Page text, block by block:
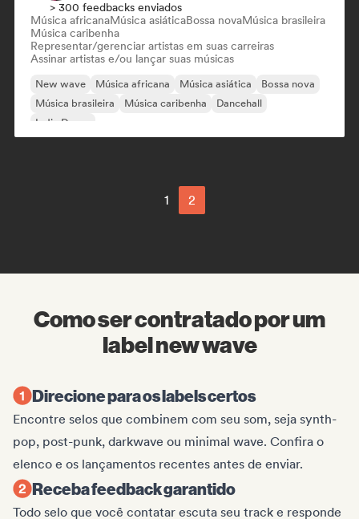
> 300 feedbacks enviados
Música africanaMúsica asiáticaBossa novaMúsica brasileira
Música caribenha
Representar/gerenciar artistas em suas carreiras
Assinar artistas e/ou lançar suas músicas
New wave Música africana Música asiática
Bossa nova
Música brasileira
Música caribenha
Dancehall
Indie Dance
1 2
Como ser contratado por um
label new wave
Direcione para os labels certos
Encontre selos que combinem com seu som, seja synth-
pop, post-punk, darkwave ou minimal wave. Confira o
elenco e os lançamentos recentes antes de enviar.
Receba feedback garantido
Todo selo que você contatar escuta seu track e responde